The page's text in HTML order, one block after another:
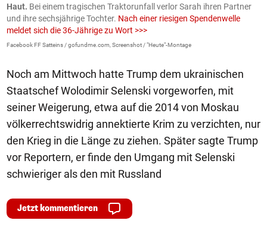
Haut. Bei einem tragischen Traktorunfall verlor Sarah ihren Partner
und ihre sechsjährige Tochter. Nach einer riesigen Spendenwelle
meldet sich die 36-Jährige zu Wort >>>
Facebook FF Satteins / gofundme.com, Screenshot / "Heute"-Montage
Noch am Mittwoch hatte Trump dem ukrainischen
Staatschef Wolodimir Selenski vorgeworfen, mit
seiner Weigerung, etwa auf die 2014 von Moskau
völkerrechtswidrig annektierte Krim zu verzichten, nur
den Krieg in die Länge zu ziehen. Später sagte Trump
vor Reportern, er finde den Umgang mit Selenski
schwieriger als den mit Russland
Jetzt kommentieren